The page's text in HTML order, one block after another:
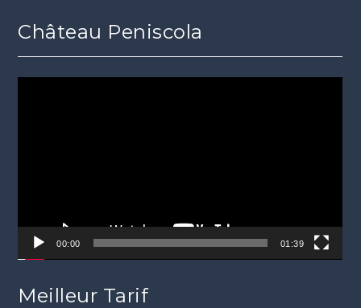
Château Peniscola
00:00 01:39
Meilleur Tarif